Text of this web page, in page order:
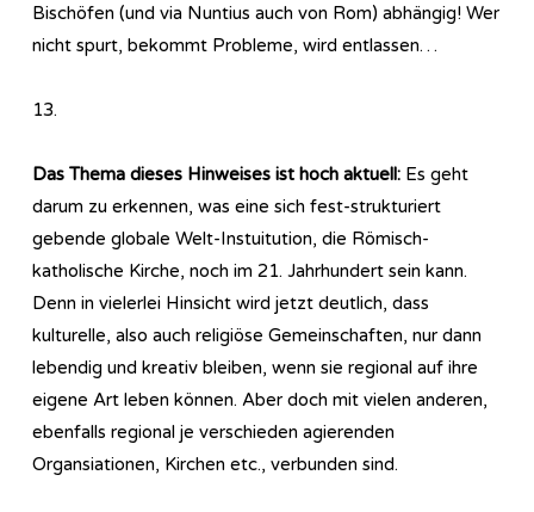
Bischöfen (und via Nuntius auch von Rom) abhängig! Wer
nicht spurt, bekommt Probleme, wird entlassen…
13.
Das Thema dieses Hinweises ist hoch aktuell: Es geht
darum zu erkennen, was eine sich fest-strukturiert
gebende globale Welt-Instuitution, die Römisch-
katholische Kirche, noch im 21. Jahrhundert sein kann.
Denn in vielerlei Hinsicht wird jetzt deutlich, dass
kulturelle, also auch religiöse Gemeinschaften, nur dann
lebendig und kreativ bleiben, wenn sie regional auf ihre
eigene Art leben können. Aber doch mit vielen anderen,
ebenfalls regional je verschieden agierenden
Organsiationen, Kirchen etc., verbunden sind.